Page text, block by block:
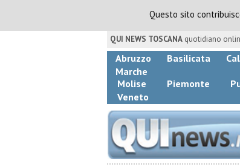
Questo sito
QUI NEWS TOSCANA quotidiano
Abruzzo Basilicata
Marche
Molise
Piemonte
Veneto